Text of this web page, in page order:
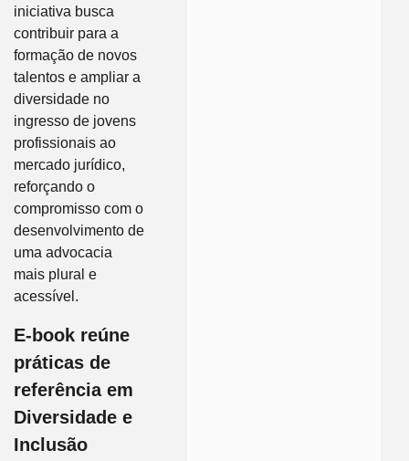
iniciativa busca
contribuir para a
formação de novos
talentos e ampliar a
diversidade no
ingresso de jovens
profissionais ao
mercado jurídico,
reforçando o
compromisso com o
desenvolvimento de
uma advocacia
mais plural e
acessível.
E-book reúne
práticas de
referência em
Diversidade e
Inclusão